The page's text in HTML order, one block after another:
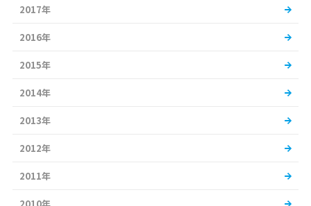
2017年
2016年
2015年
2014年
2013年
2012年
2011年